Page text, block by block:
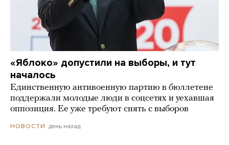
«Яблоко» допустили на выборы, и тут
началось
Единственную антивоенную партию в бюллетене
поддержали молодые люди в соцсетях и уехавшая
оппозиция. Ее уже требуют снять с выборов
НОВОСТИ день назад